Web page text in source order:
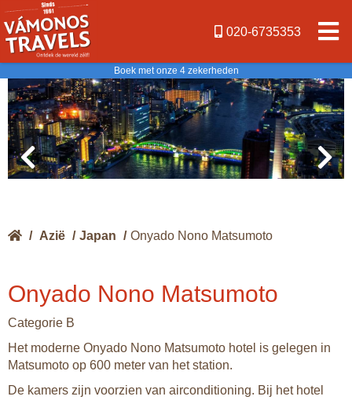
020-6735353
Boek met onze 4 zekerheden
/ Azië / Japan / Onyado Nono Matsumoto
Onyado Nono Matsumoto
Categorie B
Het moderne Onyado Nono Matsumoto hotel is gelegen in
Matsumoto op 600 meter van het station.
De kamers zijn voorzien van airconditioning. Bij het hotel